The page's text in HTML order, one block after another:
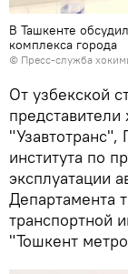
В Ташкенте
комплекса города
© Пресс-служба
От узбекской
представители
"Узавтотранс",
института по
эксплуатации
Департамента
транспортной
"Тошкент